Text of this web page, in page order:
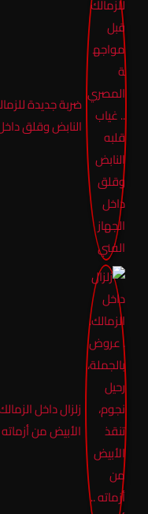
ضربة جديدة
النابض وقلق
زلزال داخل
الأبيض من